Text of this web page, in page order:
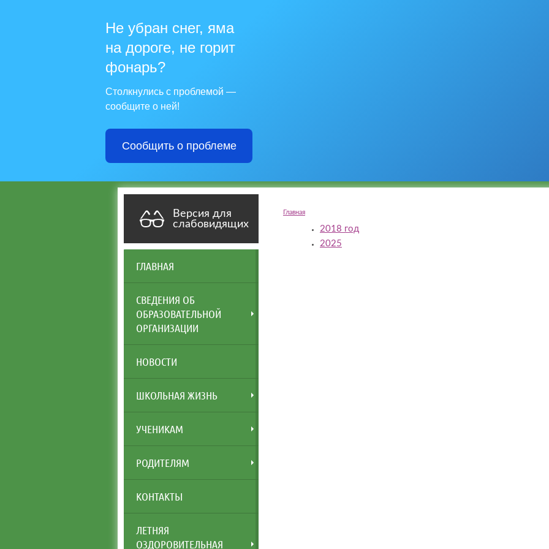
Не убран снег, яма
на дороге, не горит
фонарь?
Столкнулись с проблемой —
сообщите о ней!
Сообщить о проблеме
Версия для
слабовидящих
ГЛАВНАЯ
СВЕДЕНИЯ ОБ
ОБРАЗОВАТЕЛЬНОЙ
ОРГАНИЗАЦИИ
НОВОСТИ
ШКОЛЬНАЯ ЖИЗНЬ
УЧЕНИКАМ
РОДИТЕЛЯМ
КОНТАКТЫ
ЛЕТНЯЯ
ОЗДОРОВИТЕЛЬНАЯ
Главная
2018 год
2025